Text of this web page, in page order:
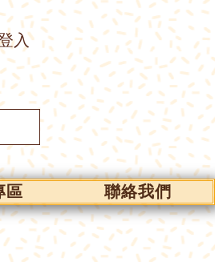
入
區 聯絡我們